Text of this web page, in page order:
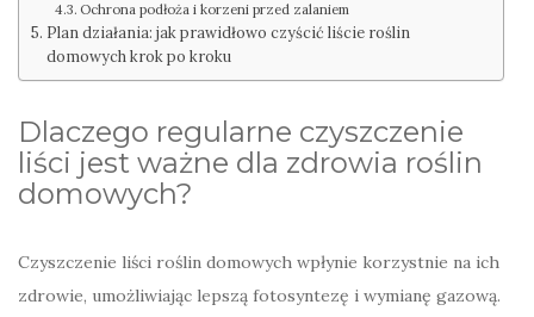
Ochrona podłoża i korzeni przed zalaniem
Plan działania: jak prawidłowo czyścić liście roślin
domowych krok po kroku
Dlaczego regularne czyszczenie
liści jest ważne dla zdrowia roślin
domowych?
Czyszczenie liści roślin domowych wpłynie korzystnie na ich
zdrowie, umożliwiając lepszą fotosyntezę i wymianę gazową.